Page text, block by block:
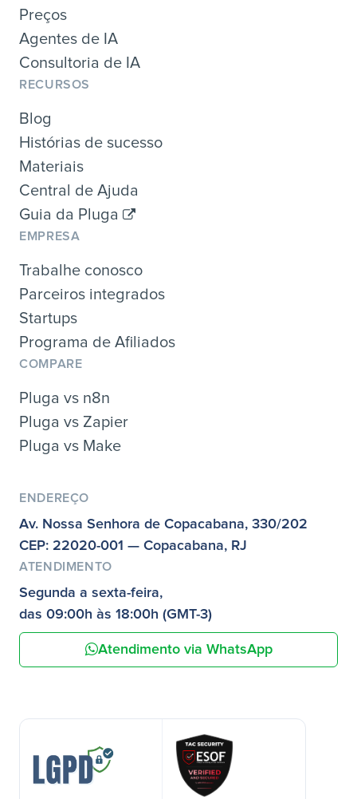
Preços
Agentes de IA
Consultoria de IA
RECURSOS
Blog
Histórias de sucesso
Materiais
Central de Ajuda
Guia da Pluga
EMPRESA
Trabalhe conosco
Parceiros integrados
Startups
Programa de Afiliados
COMPARE
Pluga vs n8n
Pluga vs Zapier
Pluga vs Make
ENDEREÇO
Av. Nossa Senhora de Copacabana, 330/202
CEP: 22020-001 — Copacabana, RJ
ATENDIMENTO
Segunda a sexta-feira,
das 09:00h às 18:00h (GMT-3)
Atendimento via WhatsApp